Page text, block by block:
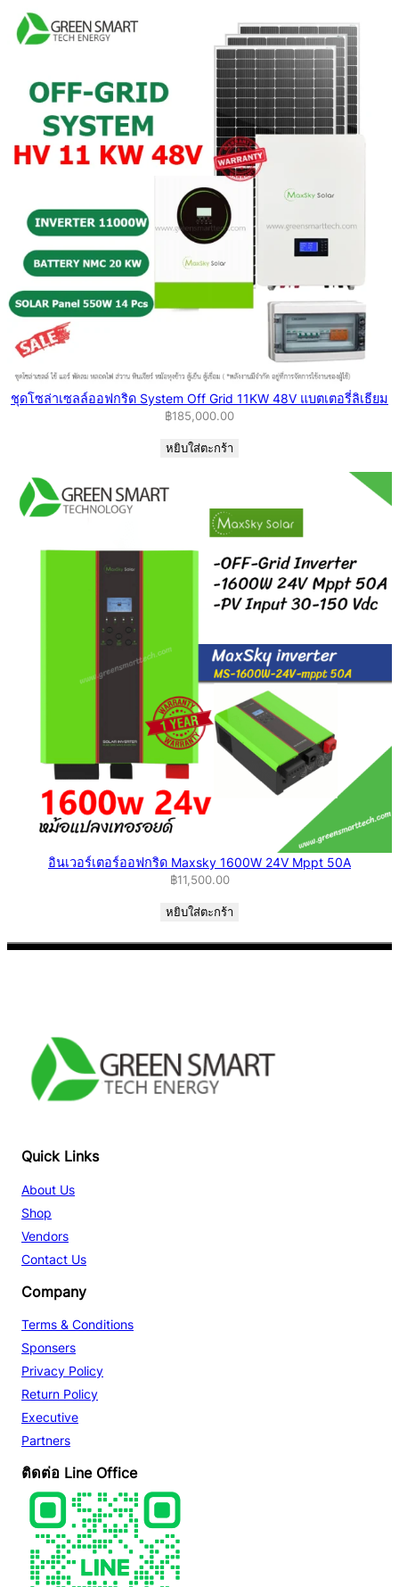
ชุดโซล่าเซลล์ออฟกริด System Off Grid 11KW 48V แบตเตอรี่ลิเธียม
฿185,000.00
หยิบใส่ตะกร้า
อินเวอร์เตอร์ออฟกริด Maxsky 1600W 24V Mppt 50A
฿11,500.00
หยิบใส่ตะกร้า
Quick Links
About Us
Shop
Vendors
Contact Us
Company
Terms & Conditions
Sponsers
Privacy Policy
Return Policy
Executive
Partners
ติดต่อ Line Office